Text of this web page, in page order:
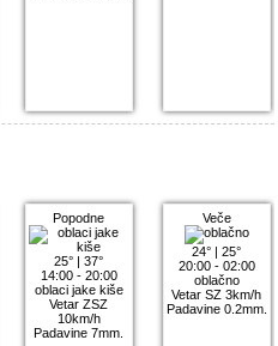
Popodne
25° |37°
14:00 - 20:00
oblaci jake kiše
Vetar ZSZ
10km/h
Padavine 7mm.
Veče
24° |25°
20:00 - 02:00
oblačno
Vetar SZ 3km/h
Padavine 0.2mm.